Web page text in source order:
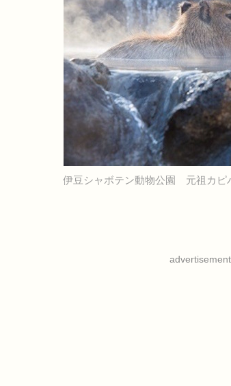
伊豆シャボテン動物公園 元祖カピ
advertisement